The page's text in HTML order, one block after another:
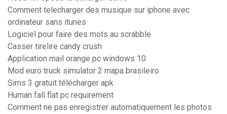
Comment telecharger des musique sur iphone avec
ordinateur sans itunes
Logiciel pour faire des mots au scrabble
Casser tirelire candy crush
Application mail orange pc windows 10
Mod euro truck simulator 2 mapa brasileiro
Sims 3 gratuit télécharger apk
Human fall flat pc requirement
Comment ne pas enregistrer automatiquement les photos